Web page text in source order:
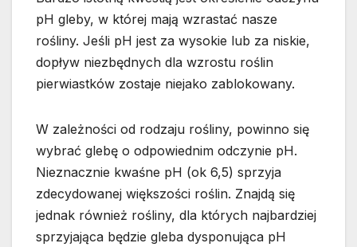
pH gleby, w której mają wzrastać nasze
rośliny. Jeśli pH jest za wysokie lub za niskie,
dopływ niezbędnych dla wzrostu roślin
pierwiastków zostaje niejako zablokowany.
W zależności od rodzaju rośliny, powinno się
wybrać glebę o odpowiednim odczynie pH.
Nieznacznie kwaśne pH (ok 6,5) sprzyja
zdecydowanej większości roślin. Znajdą się
jednak również rośliny, dla których najbardziej
sprzyjająca będzie gleba dysponująca pH